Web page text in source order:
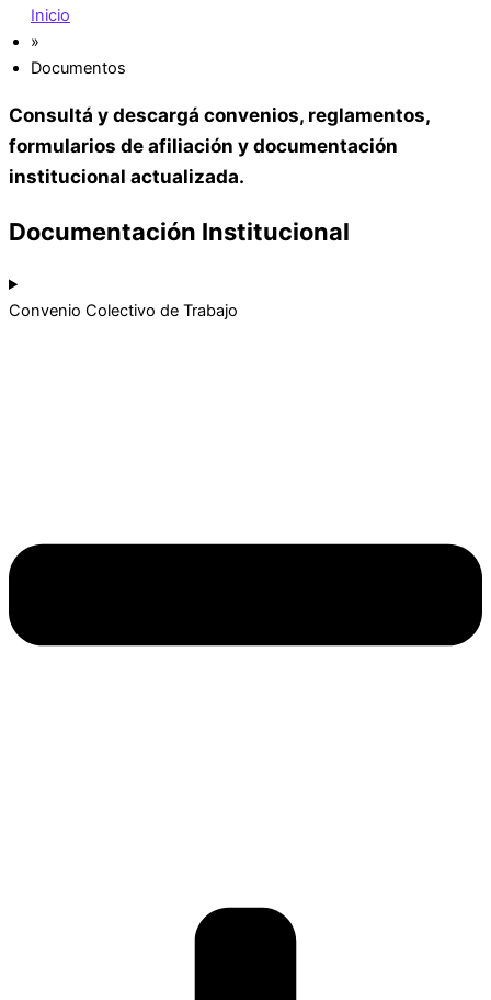
Inicio
»
Documentos
Consultá y descargá convenios, reglamentos,
formularios de afiliación y documentación
institucional actualizada.
Documentación Institucional
Convenio Colectivo de Trabajo